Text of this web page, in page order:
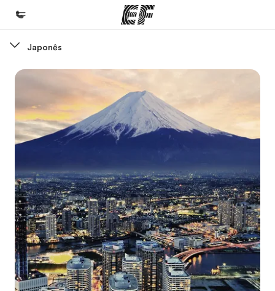
Bem-vindo à EF
Programas
Saiba tudo que oferecemos
Lojas
Sobre nós
Quem somos
Carreiras
Junte-se a nós
Japonês